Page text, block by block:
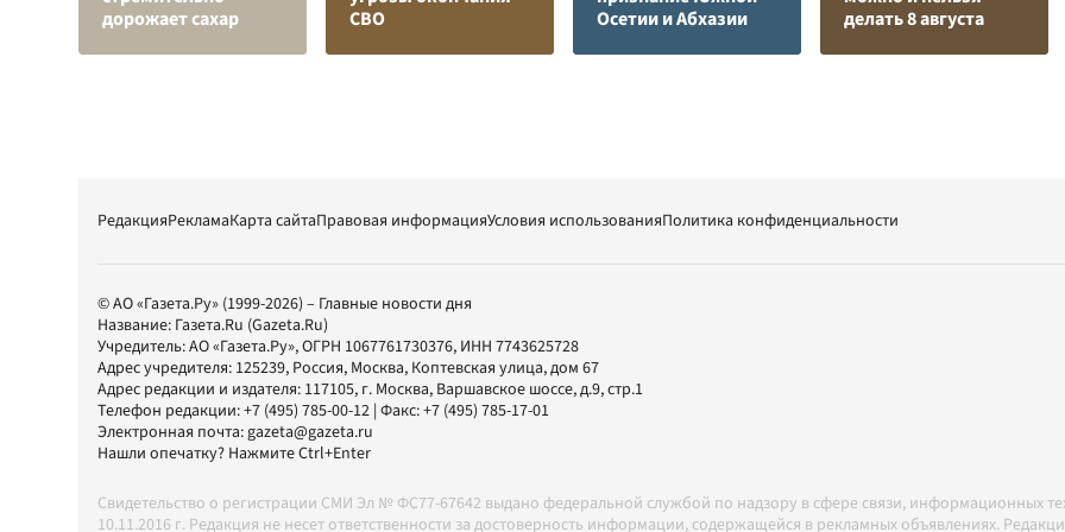
дорожает сахар
СВО
Осетии и Абхазии
делать 8 августа
РедакцияРекламаКарта сайтаПравовая информацияУсловия использованияПолитика конфиденциальности
© АО «Газета.Ру» (1999-2026) – Главные новости дня
Название: Газета.Ru (Gazeta.Ru)
Учредитель:АО «Газета.Ру», ОГРН 1067761730376, ИНН 7743625728
Адрес учредителя: 125239, Россия, Москва, Коптевская улица, дом 67
Адрес редакции и издателя: 117105, г. Москва, Варшавское шоссе, д.9, стр.1
Телефон редакции:+7 (495) 785-00-12 | Факс:+7 (495) 785-17-01
Электронная почта:gazeta@gazeta.ru
Нашли опечатку? Нажмите Ctrl+Enter
Свидетельство о регистрации СМИ Эл № ФС77-67642 выдано федеральной службой по надзору в сфере связи, информационных
10.11.2016 г. Редакция не несет ответственности за достоверность информации, содержащейся в рекламных объявлениях.